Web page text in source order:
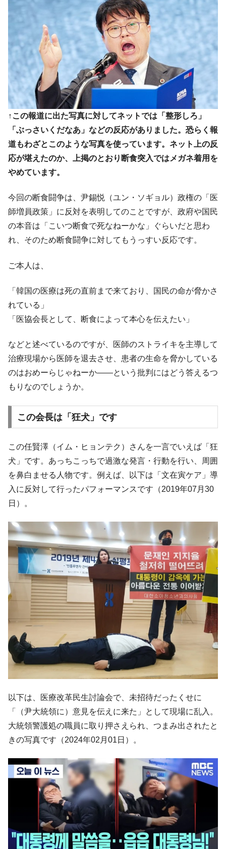
ータセンター整備」⇒ だから無理だってば。
JPモルガン「韓国レバレッジETFの清算は
ほぼ終わった」
『Money1』
韓国『国民年金公団』株価暴落で200兆蒸
『Money1』
韓国政府「ニセＫ-ブランドを通報しようキ
ャンペーン」⇒ あの名物教授も登場！
『Money1』
韓国「橋が落ちました」⇒ 耐久性「なさす
ぎ」では。
『Money1』
韓国鉄鋼最大手『POSCO』ズブズブ沈む。
営業利益80.2％も減少
『Money1』
米国下院「韓国の公務員個人をターゲット
にぶん殴る法案」提出！⇒ クーパン問題は合衆国企業に対
『Money1』
韓国ボンクラ政策室長･金容範、株価暴落に
他人事のような発言。
『Money1』
韓国半導体『SKハイニックス』2026年2Qの
業績「史上最高益」当期純利益は前年同期比13.4倍に。
機 ⇒ 10.7兆では損が出るからできない。
日(水)もサイドカー・サーキットブレイカーの二段コンボ
発動！
『Money1』
IT産業は人を雇用する効果は低い。全産業の
『Money1』
韓国「株式市場が賭博場のように変質した
のは政界の責任だ」
Fact1
日本の誇る海洋資源調査船『白嶺』は先進技術の
塊！
府県とは？
Fact1 今話題の「楽天ライオンズ」とは？
Fact1 奇跡の毛色「白毛馬」とは？
Fact1
全て勝つといくら？ 競馬GI競走で勝利騎手がもら
える賞金とは？
Fact1 平成仮面ライダーの意外すぎるモチーフとは？
Fact1
なスーパーリーグとは？
Fact1
日本人マスターズ挑戦の歴史。松山以前に最高位
だった選手とは？
Fact1
甲子園通算本塁打、最多の清原に次いで多く打っ
ている意外な選手とは？
Fact1 セレクトセールの高額取引馬が稼いだ金額とは？
↑この報道に出た写真に対してネットでは「整形しろ」
「ぶっさいくだなあ」などの反応がありました。恐らく報
道もわざとこのような写真を使っています。ネット上の反
応が堪えたのか、上掲のとおり断食突入ではメガネ着用を
やめています。
今回の断食闘争は、尹錫悦（ユン・ソギョル）政権の「医
師増員政策」に反対を表明してのことですが、政府や国民
の本音は「こいつ断食で死なねーかな」ぐらいだと思わ
れ、そのため断食闘争に対してもうっすい反応です。
ご本人は、
「韓国の医療は死の直前まで来ており、国民の命が脅かさ
れている」
「医協会長として、断食によって本心を伝えたい」
などと述べているのですが、医師のストライキを主導して
治療現場から医師を退去させ、患者の生命を脅かしている
のはおめーらじゃねーか――という批判にはどう答えるつ
もりなのでしょうか。
この会長は「狂犬」です
この任賢澤（イム・ヒョンテク）さんを一言でいえば「狂
犬」です。あっちこっちで過激な発言・行動を行い、周囲
を鼻白ませる人物です。例えば、以下は「文在寅ケア」導
入に反対して行ったパフォーマンスです（2019年07月30
日）。
以下は、医療改革民生討論会で、未招待だったくせに
「（尹大統領に）意見を伝えに来た」として現場に乱入。
大統領警護処の職員に取り押さえられ、つまみ出されたと
きの写真です（2024年02月01日）。